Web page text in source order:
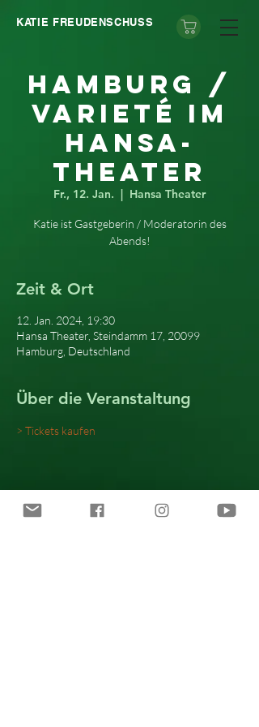
KATIE FREUDENSCHUSS
Hamburg /
Varieté im
Hansa-
Theater
Fr., 12. Jan.
  |
Hansa Theater
Katie ist Gastgeberin / Moderatorin des
Abends!
Zeit & Ort
12. Jan. 2024, 19:30
Hansa Theater, Steindamm 17, 20099
Hamburg, Deutschland
Über die Veranstaltung
> Tickets kaufen
Diese Veranstaltung teilen